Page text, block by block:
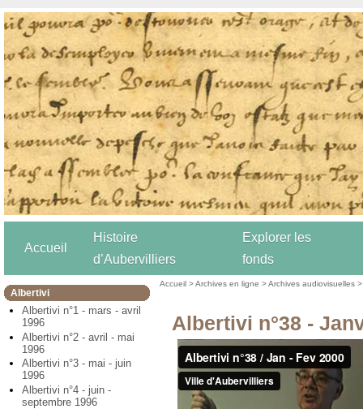
Accueil
Histoire
d’Aubervilliers
Explorer les
fonds
Albertivi
Albertivi n°1 - mars - avril
1996
Albertivi n°2 - avril - mai
1996
Albertivi n°3 - mai - juin
1996
Albertivi n°4 - juin -
septembre 1996
Accueil >Archives en ligne >Archives audiovisuelles
Albertivi n°38 -